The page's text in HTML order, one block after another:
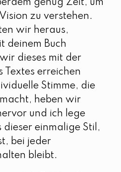
genug Zeit, um
zu verstehen.
wir heraus,
deinem Buch
dieses mit der
Textes erreichen
Stimme, die
heben wir
und ich lege
einmalige Stil,
bei jeder
bleibt.